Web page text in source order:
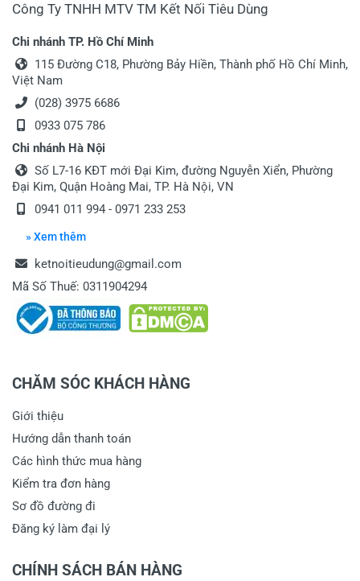
Công Ty TNHH MTV TM Kết Nối Tiêu Dùng
Chi nhánh TP. Hồ Chí Minh
115 Đường C18, Phường Bảy Hiền, Thành phố Hồ Chí Minh,
Việt Nam
(028) 3975 6686
0933 075 786
Chi nhánh Hà Nội
Số L7-16 KĐT mới Đại Kim, đường Nguyễn Xiển, Phường
Đại Kim, Quận Hoàng Mai, TP. Hà Nội, VN
0941 011 994 - 0971 233 253
» Xem thêm
ketnoitieudung@gmail.com
Mã Số Thuế: 0311904294
CHĂM SÓC KHÁCH HÀNG
Giới thiệu
Hướng dẫn thanh toán
Các hình thức mua hàng
Kiểm tra đơn hàng
Sơ đồ đường đi
Đăng ký làm đại lý
CHÍNH SÁCH BÁN HÀNG